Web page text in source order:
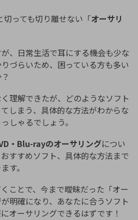
っても切り離せない「オーサリ
、日常生活で耳にする機会も少な
づらいため、困っている方も多い
理解できたが、どのようなソフト
しまう、具体的な方法がわからな
しゃるでしょう。
・Blu-rayのオーサリングについ
すすめソフト、具体的な方法まで
す。
ことで、今まで曖昧だった「オー
明確になり、あなたに合うソフト
オーサリングできるはずです！